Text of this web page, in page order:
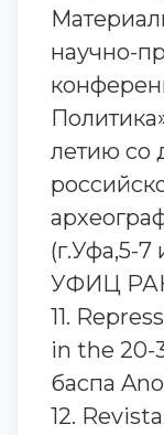
научно-
летию со
(г.Уфа,5-
УФИЦ
11.
in the 20-
баспа
12.